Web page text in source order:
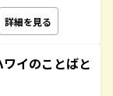
詳細を見る
イのことばと